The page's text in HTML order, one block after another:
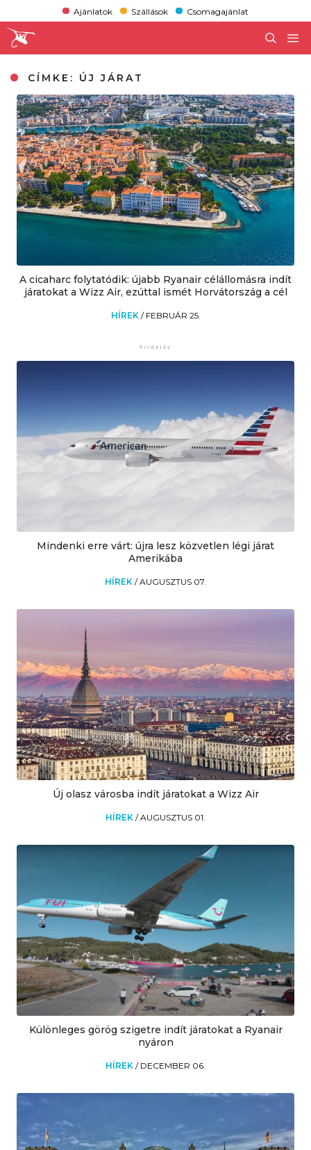
Ajánlatok Szállások Csomagajánlat
CÍMKE: ÚJ JÁRAT
A cicaharc folytatódik: újabb Ryanair célállomásra indít
járatokat a Wizz Air, ezúttal ismét Horvátország a cél
HÍREK / FEBRUÁR 25.
Mindenki erre várt: újra lesz közvetlen légi járat
Amerikába
HÍREK /AUGUSZTUS 07.
Új olasz városba indít járatokat a Wizz Air
HÍREK /AUGUSZTUS 01.
Különleges görög szigetre indít járatokat a Ryanair
nyáron
HÍREK / DECEMBER 06.